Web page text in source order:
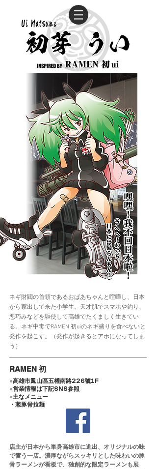
ネギ財閥の首領であるおばあちゃんと喧嘩し、日本
から家出して来た小学生。天才肌でスマホや釣り、
悪巧みなどを駆使して高雄でたくましく生きてい
る。ネギ中毒でRAMEN 初uiのネギ盛りを食べないと
発作を起こす。（発作が起きるとアホになってしま
う）
RAMEN 初
●高雄市鳳山區五權南路226號1F
●営業情報は下記SNS参照
●主なメニュー
​・葱豚骨拉麺
店主が日本から単身高雄市に進出、オリジナルの味
で奮う一店。濃厚ながらスッキリとした味わいの豚
骨ラーメンが看板で、独創的な限定ラーメンも展